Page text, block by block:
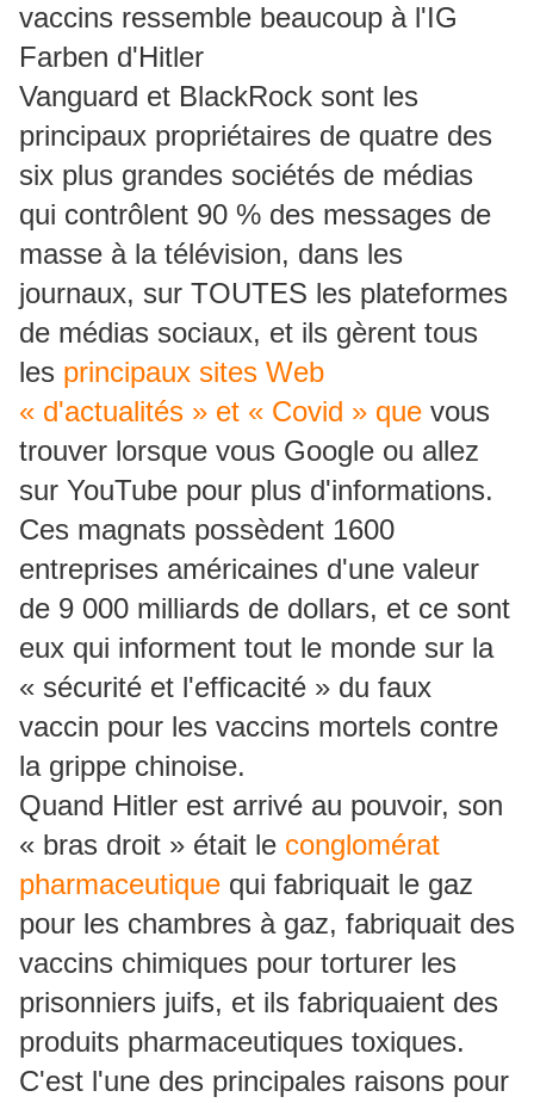
vaccins ressemble beaucoup à l'IG
Farben d'Hitler
Vanguard et BlackRock sont les
principaux propriétaires de quatre des
six plus grandes sociétés de médias
qui contrôlent 90 % des messages de
masse à la télévision, dans les
journaux, sur TOUTES les plateformes
de médias sociaux, et ils gèrent tous
les principaux sites Web
« d'actualités » et « Covid » que vous
trouver lorsque vous Google ou allez
sur YouTube pour plus d'informations.
Ces magnats possèdent 1600
entreprises américaines d'une valeur
de 9 000 milliards de dollars, et ce sont
eux qui informent tout le monde sur la
« sécurité et l'efficacité » du faux
vaccin pour les vaccins mortels contre
la grippe chinoise.
Quand Hitler est arrivé au pouvoir, son
« bras droit » était le conglomérat
pharmaceutique qui fabriquait le gaz
pour les chambres à gaz, fabriquait des
vaccins chimiques pour torturer les
prisonniers juifs, et ils fabriquaient des
produits pharmaceutiques toxiques.
C'est l'une des principales raisons pour